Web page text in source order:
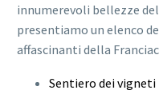
innumerevoli bellezze
presentiamo un elenco
affascinanti della
Sentiero dei vigneti